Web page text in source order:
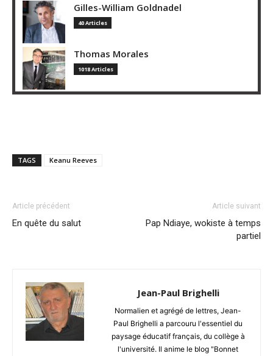
Gilles-William Goldnadel
40 Articles
Thomas Morales
1018 Articles
TAGS Keanu Reeves
Article précédent
En quête du salut
Article suivant
Pap Ndiaye, wokiste à temps
partiel
Jean-Paul Brighelli
Normalien et agrégé de lettres, Jean-
Paul Brighelli a parcouru l'essentiel du
paysage éducatif français, du collège à
l'université. Il anime le blog "Bonnet